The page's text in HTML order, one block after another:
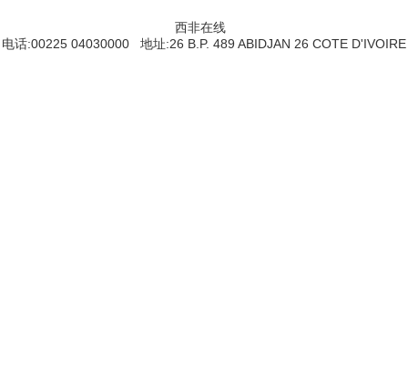
西非在线
电话:00225 04030000 地址:26 B.P. 489 ABIDJAN 26 COTE D'IVOIRE